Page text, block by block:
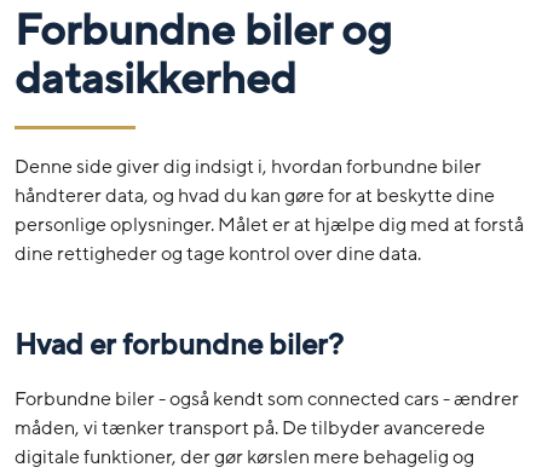
Forbundne biler og
datasikkerhed
Denne side giver dig indsigt i, hvordan forbundne biler
håndterer data, og hvad du kan gøre for at beskytte dine
personlige oplysninger. Målet er at hjælpe dig med at forstå
dine rettigheder og tage kontrol over dine data.
Hvad er forbundne biler?
Forbundne biler - også kendt som connected cars - ændrer
måden, vi tænker transport på. De tilbyder avancerede
digitale funktioner, der gør kørslen mere behagelig og